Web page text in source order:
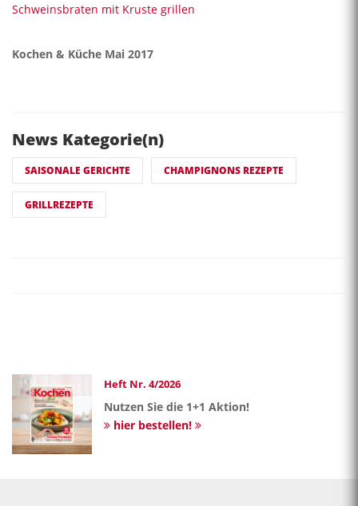
Schweinsbraten mit Kruste grillen
Kochen & Küche Mai 2017
News Kategorie(n)
SAISONALE GERICHTE CHAMPIGNONS REZEPTE
GRILLREZEPTE
Heft Nr. 4/2026
Nutzen Sie die 1+1 Aktion!
hier bestellen!